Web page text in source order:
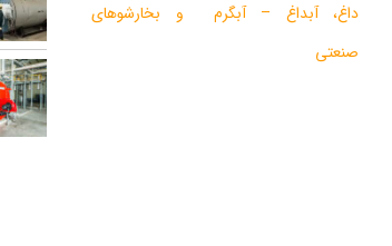
داغ،آبداغ –آبگرم و بخارشوهای
صنعتی